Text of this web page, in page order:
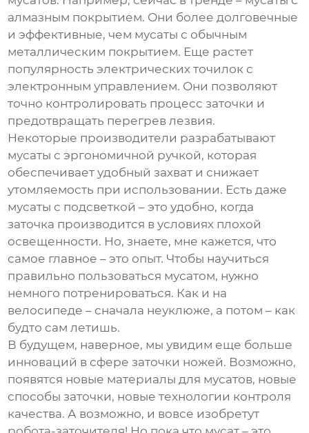
алмазным покрытием. Они более долговечные
и эффективные, чем мусаты с обычным
металлическим покрытием. Еще растет
популярность электрических точилок с
электронным управлением. Они позволяют
точно контролировать процесс заточки и
предотвращать перегрев лезвия.
Некоторые производители разрабатывают
мусаты с эргономичной ручкой, которая
обеспечивает удобный захват и снижает
утомляемость при использовании. Есть даже
мусаты с подсветкой – это удобно, когда
заточка производится в условиях плохой
освещенности. Но, знаете, мне кажется, что
самое главное – это опыт. Чтобы научиться
правильно пользоваться мусатом, нужно
немного потренироваться. Как и на
велосипеде – сначала неуклюже, а потом – как
будто сам летишь.
В будущем, наверное, мы увидим еще больше
инноваций в сфере заточки ножей. Возможно,
появятся новые материалы для мусатов, новые
способы заточки, новые технологии контроля
качества. А возможно, и вовсе изобретут